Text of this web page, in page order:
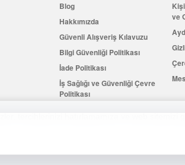
tercihlerinizi hatırlamamıza ve web sitemizi
Blog
Hakkımızda
Güvenli Alışveriş Kılavuzu
Bilgi Güvenliği Politikası
İade Politikası
İş Sağlığı ve Güvenliği Çevre
Politikası
ve
...ve 100 ₺
Elektronik Tic. A.Ş. Her Hakkı Saklıdır.